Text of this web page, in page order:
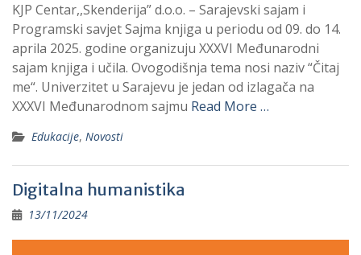
KJP Centar,,Skenderija” d.o.o. – Sarajevski sajam i
Programski savjet Sajma knjiga u periodu od 09. do 14.
aprila 2025. godine organizuju XXXVI Međunarodni
sajam knjiga i učila. Ovogodišnja tema nosi naziv “Čitaj
me“. Univerzitet u Sarajevu je jedan od izlagača na
XXXVI Međunarodnom sajmu Read More …
Edukacije, Novosti
Digitalna humanistika
13/11/2024